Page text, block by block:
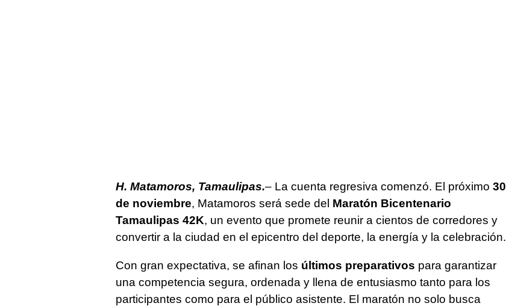
H. Matamoros, Tamaulipas.– La cuenta regresiva comenzó. El próximo 30
de noviembre, Matamoros será sede del Maratón Bicentenario
Tamaulipas 42K, un evento que promete reunir a cientos de corredores y
convertir a la ciudad en el epicentro del deporte, la energía y la celebración.
Con gran expectativa, se afinan los últimos preparativos para garantizar
una competencia segura, ordenada y llena de entusiasmo tanto para los
participantes como para el público asistente. El maratón no solo busca